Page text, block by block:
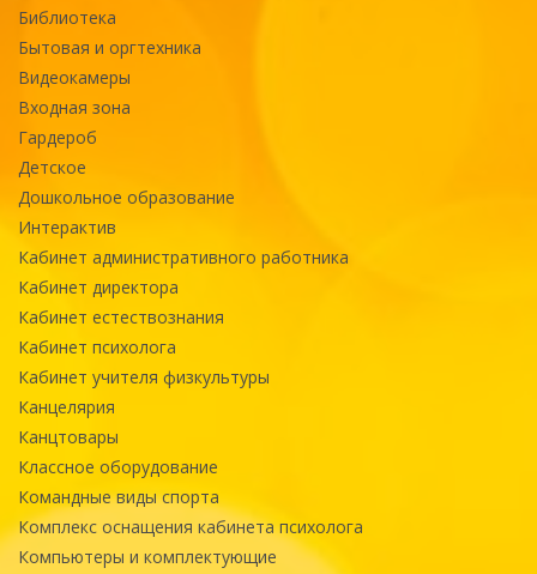
Библиотека
Бытовая и оргтехника
Видеокамеры
Входная зона
Гардероб
Детское
Дошкольное образование
Интерактив
Кабинет административного работника
Кабинет директора
Кабинет естествознания
Кабинет психолога
Кабинет учителя физкультуры
Канцелярия
Канцтовары
Классное оборудование
Командные виды спорта
Комплекс оснащения кабинета психолога
Компьютеры и комплектующие